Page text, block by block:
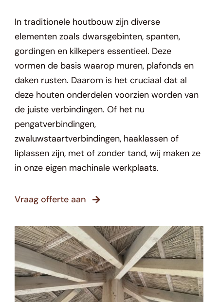
In traditionele houtbouw zijn diverse
elementen zoals dwarsgebinten, spanten,
gordingen en kilkepers essentieel. Deze
vormen de basis waarop muren, plafonds en
daken rusten. Daarom is het cruciaal dat al
deze houten onderdelen voorzien worden van
de juiste verbindingen. Of het nu
pengatverbindingen,
zwaluwstaartverbindingen, haaklassen of
liplassen zijn, met of zonder tand, wij maken ze
in onze eigen machinale werkplaats.
Vraag offerte aan